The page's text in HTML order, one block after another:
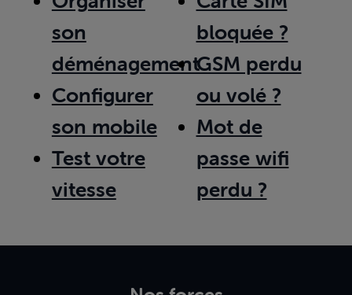
son
déménagement
Configurer
son mobile
Test votre
vitesse
bloquée ?
GSM perdu
ou volé ?
Mot de
passe wifi
perdu ?